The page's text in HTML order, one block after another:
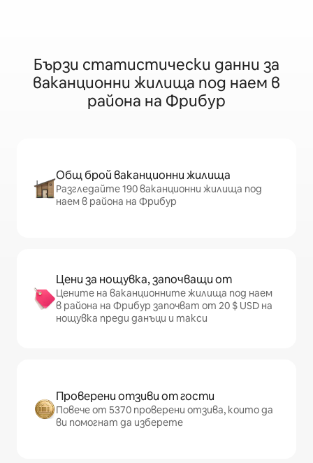
Бързи статистически данни за
ваканционни жилища под наем в
района на Фрибур
Общ брой ваканционни жилища
Разгледайте 190 ваканционни жилища под
наем в района на Фрибур
Цени за нощувка, започващи от
Цените на ваканционните жилища под наем
в района на Фрибур започват от 20 $ USD на
нощувка преди данъци и такси
Проверени отзиви от гости
Повече от 5370 проверени отзива, които да
ви помогнат да изберете